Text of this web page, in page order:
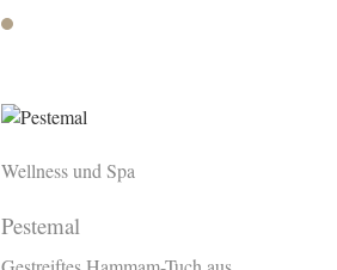
Sesame
Wellness und Spa
Pestemal